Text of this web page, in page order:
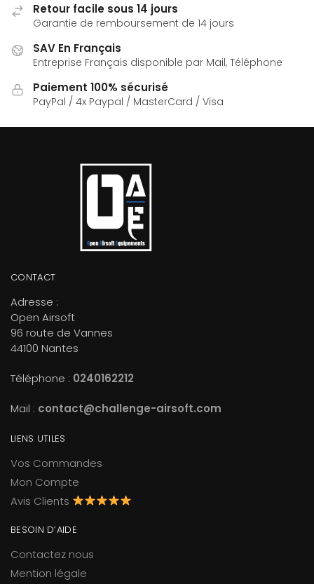
Retour facile sous 14 jours
Garantie de remboursement de 14 jours
SAV En Français
Entreprise Français disponible par Mail, Téléphone
Paiement 100% sécurisé
PayPal / 4x Paypal / MasterCard / Visa
CONTACT
Adresse :
Open Airsoft
96 route de Vannes
44100 Nantes
Téléphone : 0240162212
Mail : contact@challenge-airsoft.com
LIENS UTILES
Vos Commandes
Mon Compte
Avis Clients
BESOIN D’AIDE
Contactez nous
Mention légale